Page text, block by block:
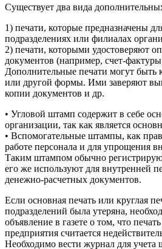
Существует два вида
1) печати, которые предназначены
подразделениях или филиалах
2) печати, которыми удостоверяют
документов (например, счет-
Дополнительные печати могут быть
или другой формы. Ими заверяют
копии документов и др.
• Угловой штамп содержит в себе
организации, так как является
• Вспомогательные штампы, как
работе персонала и для упрощения
Таким штампом обычно
его же используют для внутренней
денежно-расчетных документов.
Если основная печать или круглая
подразделений была утеряна,
объявление в газете о том, что
предприятия считается
Необходимо вести журнал для